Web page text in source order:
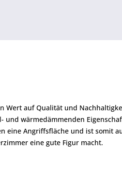
auf Qualität und
wärmedämmenden
Angriffsfläche und ist somit
eine gute Figur macht.